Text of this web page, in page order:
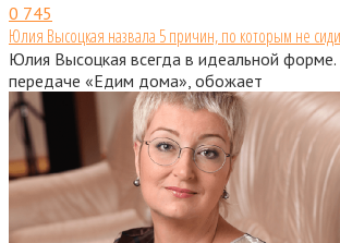
0 745
Юлия Высоцкая назвала 5 причин, по которым не
Юлия Высоцкая всегда в идеальной форме.
передаче «Едим дома», обожает